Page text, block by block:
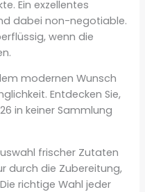
Ein exzellentes
dabei non-negotiable.
wenn die
modernen Wunsch
Entdecken Sie,
in keiner Sammlung
frischer Zutaten
durch die Zubereitung,
richtige Wahl jeder